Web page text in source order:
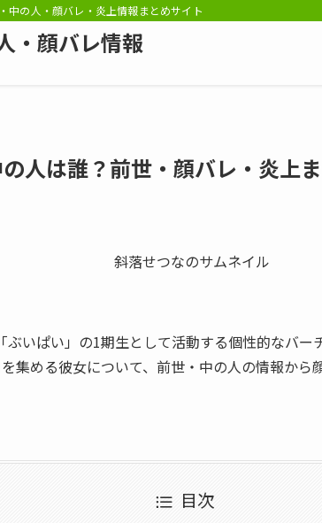
中の人・顔バレ・炎上情報まとめサイト
・顔バレ情報
人は誰？前世・顔バレ・炎上ま
ぶいぱい」の1期生として活動する個性的なバー
集める彼女について、前世・中の人の情報から
目次